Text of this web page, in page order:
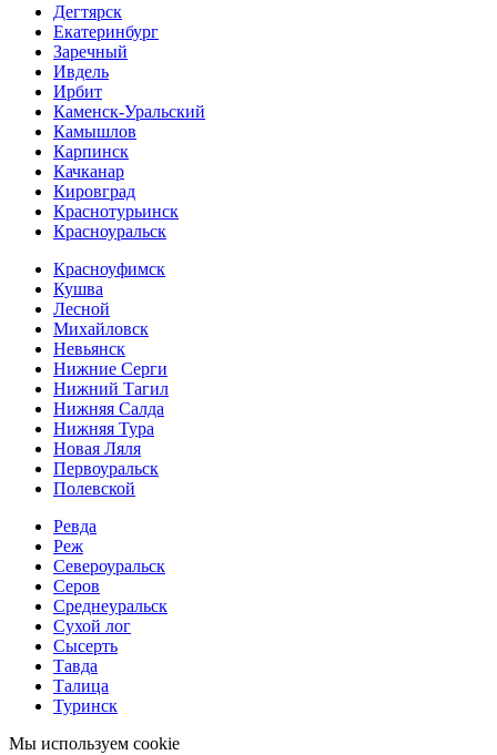
Дегтярск
Екатеринбург
Заречный
Ивдель
Ирбит
Каменск-Уральский
Камышлов
Карпинск
Качканар
Кировград
Краснотурьинск
Красноуральск
Красноуфимск
Кушва
Лесной
Михайловск
Невьянск
Нижние Серги
Нижний Тагил
Нижняя Салда
Нижняя Тура
Новая Ляля
Первоуральск
Полевской
Ревда
Реж
Североуральск
Серов
Среднеуральск
Сухой лог
Сысерть
Тавда
Талица
Туринск
Мы используем cookie